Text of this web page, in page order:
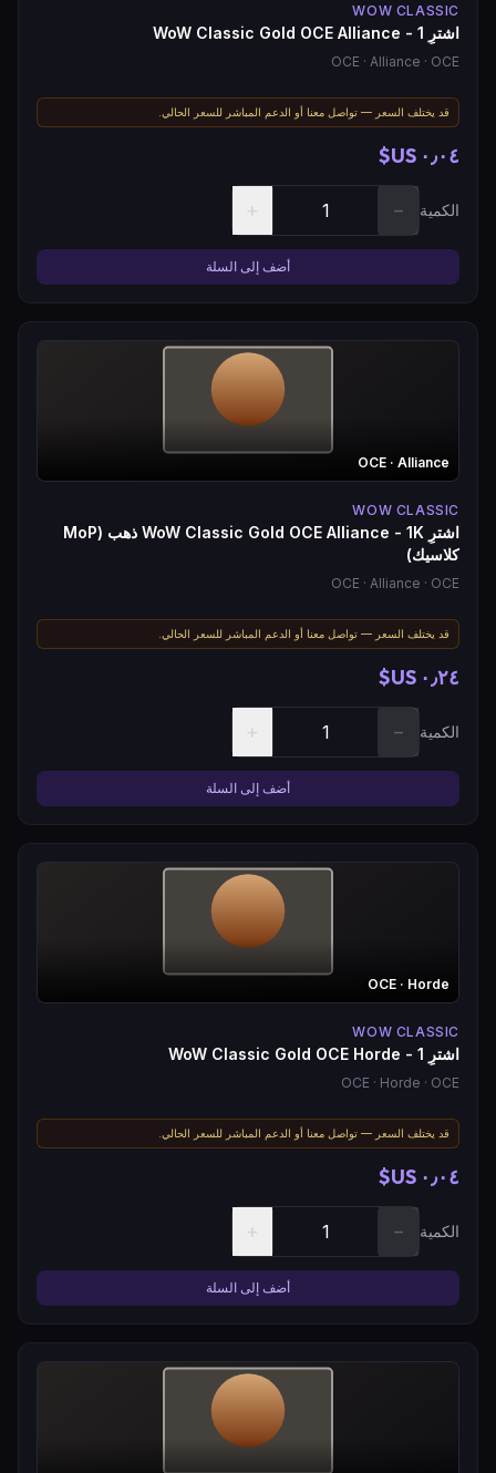
WOW CLASSIC
اشترِ WoW Classic Gold OCE Alliance - 1
OCE · Alliance · OCE
قد يختلف السعر — تواصل معنا أو الدعم المباشر للسعر الحالي.
٠٫٠٤ US$
الكمية −
+
أضف إلى السلة
OCE · Alliance
WOW CLASSIC
اشترِ WoW Classic Gold OCE Alliance - 1K ذهب (MoP
كلاسيك)
OCE · Alliance · OCE
قد يختلف السعر — تواصل معنا أو الدعم المباشر للسعر الحالي.
٠٫٢٤ US$
الكمية −
+
أضف إلى السلة
OCE · Horde
WOW CLASSIC
اشترِ WoW Classic Gold OCE Horde - 1
OCE · Horde · OCE
قد يختلف السعر — تواصل معنا أو الدعم المباشر للسعر الحالي.
٠٫٠٤ US$
الكمية −
+
أضف إلى السلة